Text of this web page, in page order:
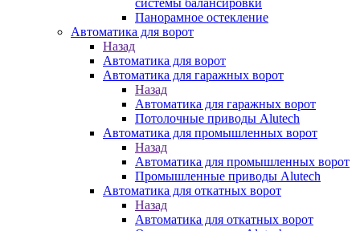
системы балансировки
Панорамное остекление
Автоматика для ворот
Назад
Автоматика для ворот
Автоматика для гаражных ворот
Назад
Автоматика для гаражных ворот
Потолочные приводы Alutech
Автоматика для промышленных ворот
Назад
Автоматика для промышленных ворот
Промышленные приводы Alutech
Автоматика для откатных ворот
Назад
Автоматика для откатных ворот